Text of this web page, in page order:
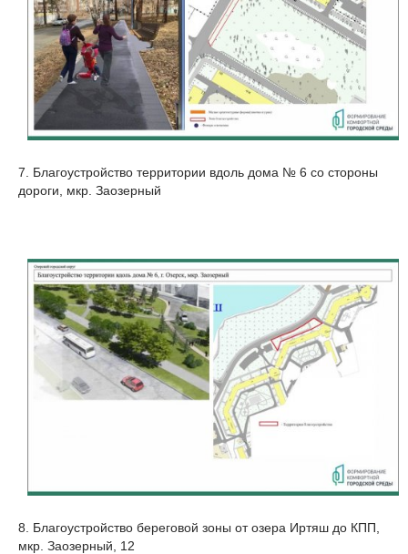
7. Благоустройство территории вдоль дома № 6 со стороны
дороги, мкр. Заозерный
8. Благоустройство береговой зоны от озера Иртяш до КПП,
мкр. Заозерный, 12